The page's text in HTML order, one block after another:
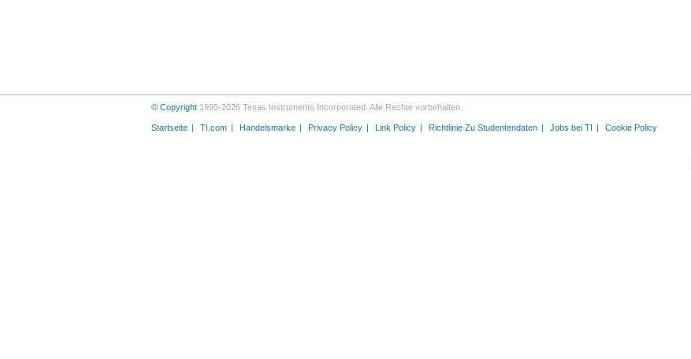
© Copyright 1995-2026 Texas Instruments Incorporated. Alle Rechte vorbehalten.
Startseite TI.com Handelsmarke Privacy Policy Link Policy Richtlinie Zu Studentendaten Jobs bei TI Cookie Policy